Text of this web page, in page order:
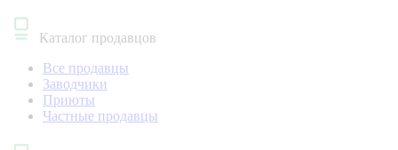
Каталог продавцов
Все продавцы
Заводчики
Приюты
Частные продавцы